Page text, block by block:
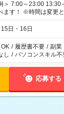
～23:00 13:30～22:00 上記の時
ます！ ※時間は変更
日・16日
/ 履歴書不要 / 副業
し / パソコンスキル不
応募する